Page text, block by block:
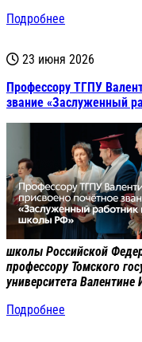
Подробнее
23 июня 2026
Профессору ТГПУ
звание «Заслуженный
школы Российской
профессору Томского
университета
Подробнее